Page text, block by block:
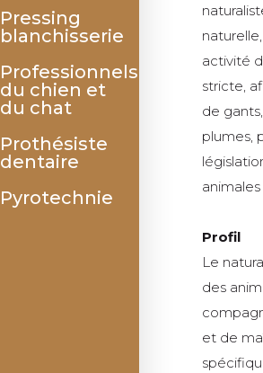
Pressing
blanchisserie
Professionnels
du chien et
du chat
Prothésiste
dentaire
Pyrotechnie
activité
stricte,
de
plumes,
Profil
Le
des
et de